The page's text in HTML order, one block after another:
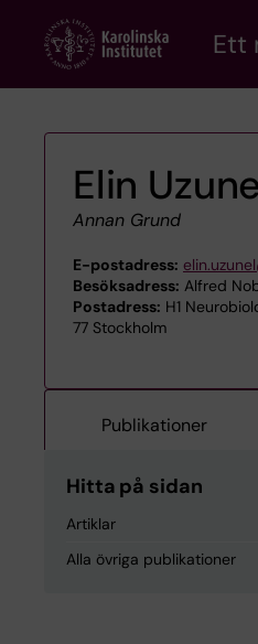
content
Ett
Elin
Annan Grund
E-postadress:
Besöksadress: Alfred
Postadress: H1
77 Stockholm
Publikationer
Hitta på sidan
Artiklar
Alla övriga publikationer